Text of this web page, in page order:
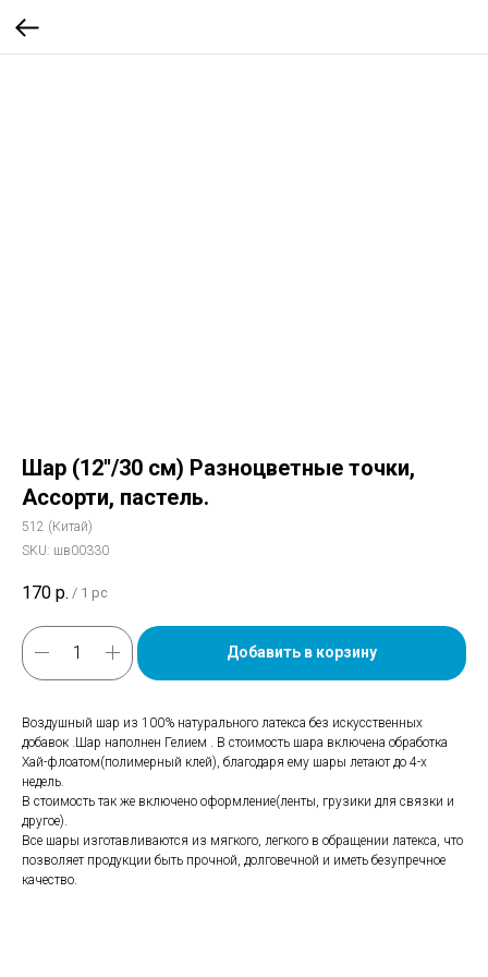
Шар (12''/30 см) Разноцветные точки,
Ассорти, пастель.
512 (Китай)
SKU: шв00330
170 р. / 1 pc
Добавить в корзину
Воздушный шар из 100% натурального латекса без искусственных
добавок .Шар наполнен Гелием . В стоимость шара включена обработка
Хай-флоатом(полимерный клей), благодаря ему шары летают до 4-х
недель.
В стоимость так же включено оформление(ленты, грузики для связки и
другое).
Все шары изготавливаются из мягкого, легкого в обращении латекса, что
позволяет продукции быть прочной, долговечной и иметь безупречное
качество.